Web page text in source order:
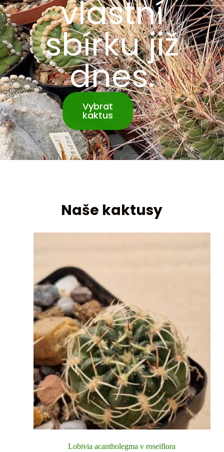
vlastní
sbírku již
dnes.
Vybrat
kaktus
Naše kaktusy
Lobivia acantholegma v roseiflora